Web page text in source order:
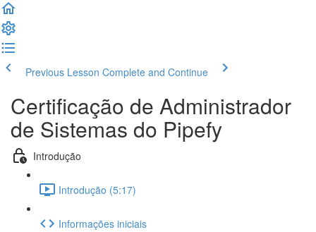
Previous Lesson Complete and Continue
Certificação de Administrador
de Sistemas do Pipefy
Introdução
Introdução (5:17)
Informações iniciais